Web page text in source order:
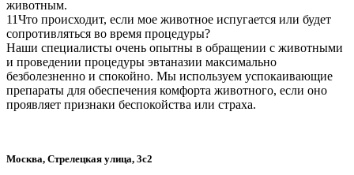
животным.
11Что происходит, если мое животное испугается или будет
сопротивляться во время процедуры?
Наши специалисты очень опытны в обращении с животными
и проведении процедуры эвтаназии максимально
безболезненно и спокойно. Мы используем успокаивающие
препараты для обеспечения комфорта животного, если оно
проявляет признаки беспокойства или страха.
Москва, Стрелецкая улица, 3с2